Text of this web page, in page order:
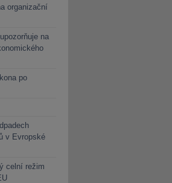
organizační
na
po
v Evropské
celní režim